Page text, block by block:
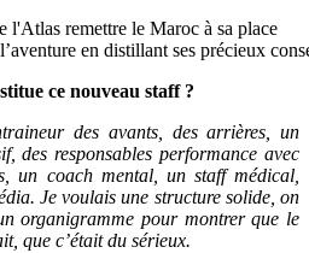
en distillant ses précieux
ce nouveau staff ?
des avants, des arrières, un
des responsables performance avec
un coach mental, un staff médical,
Je voulais une structure solide, on
organigramme pour montrer que le
que c’était du sérieux.